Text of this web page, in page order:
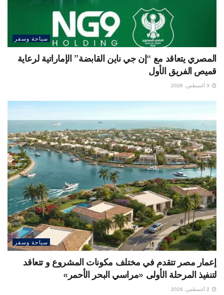
سياحة وسفر
المصري يتعاقد مع “إن جي ناين القابضة” الإماراتية لرعاية
قميص الفريق الأول
سياحة وسفر
إعمار مصر تتقدم في مختلف مكونات المشروع و تتعاقد
لتنفيذ المرحلة الأولى «مراسي البحر الأحمر»